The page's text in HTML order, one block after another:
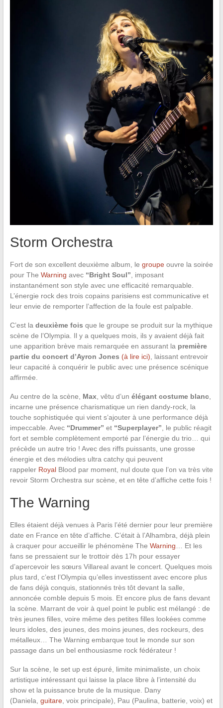
Storm Orchestra
Fort de son excellent deuxième album, le groupeouvre la soirée
pour The Warning avec “Bright Soul” , imposant
instantanément son style avec une efficacité remarquable.
L’énergie rock des trois copains parisiens est communicative et
leur envie de remporter l’affection de la foule est palpable.
C’est la deuxième fois que le groupe se produit sur la mythique
scène de l’Olympia. Il y a quelques mois, ils y avaient déjà fait
une apparition brève mais remarquée en assurant la première
partie du concert d’Ayron Jones (à lire ici) , laissant entrevoir
leur capacité à conquérir le public avec une présence scénique
affirmée.
Au centre de la scène, Max, vêtu d’un élégant costume blanc,
incarne une présence charismatique un rien dandy-rock, la
touche sophistiquée qui vient s’ajouter à une performance déjà
impeccable. Avec “Drummer” et “Superplayer” , le public réagit
fort et semble complètement emporté par l’énergie du trio… qui
précède un autre trio ! Avec des riffs puissants, une grosse
énergie et des mélodies ultra catchy qui peuvent
rappeler RoyalBlood par moment, nul doute que l’on va très vite
revoir Storm Orchestra sur scène, et en tête d’affiche cette fois !
The Warning
Elles étaient déjà venues à Paris l’été dernier pour leur première
date en France en tête d’affiche. C’était à l’Alhambra, déjà plein
à craquer pour accueillir le phénomène The Warning … Et les
fans se pressaient sur le trottoir dès 17h pour essayer
d’apercevoir les sœurs Villareal avant le concert. Quelques mois
plus tard, c’est l’Olympia qu’elles investissent avec encore plus
de fans déjà conquis, stationnés très tôt devant la salle,
annoncée comble depuis 5 mois. Et encore plus de fans devant
la scène. Marrant de voir à quel point le public est mélangé : de
très jeunes filles, voire même des petites filles lookées comme
leurs idoles, des jeunes, des moins jeunes, des rockeurs, des
métalleux… The Warning embarque tout le monde sur son
passage dans un bel enthousiasme rock fédérateur !
Sur la scène, le set up est épuré, limite minimaliste, un choix
artistique intéressant qui laisse la place libre à l’intensité du
show et la puissance brute de la musique. Dany
(Daniela, guitare, voix principale), Pau (Paulina, batterie, voix) et